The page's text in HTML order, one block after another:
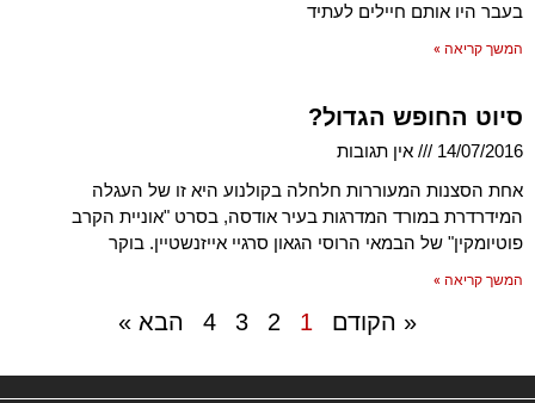
בעבר היו אותם חיילים לעתיד
המשך קריאה »
סיוט החופש הגדול?
14/07/2016
אין תגובות
אחת הסצנות המעוררות חלחלה בקולנוע היא זו של העגלה
המידרדרת במורד המדרגות בעיר אודסה, בסרט "אוניית הקרב
פוטיומקין" של הבמאי הרוסי הגאון סרגיי אייזנשטיין. בוקר
המשך קריאה »
« הקודם 1
2
3
4 הבא »